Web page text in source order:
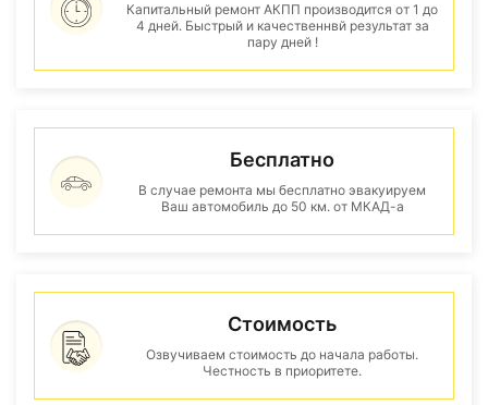
Капитальный ремонт АКПП производится от 1 до
4 дней. Быстрый и качественнвй результат за
пару дней !
Бесплатно
В случае ремонта мы бесплатно эвакуируем
Ваш автомобиль до 50 км. от МКАД-а
Стоимость
Озвучиваем стоимость до начала работы.
Честность в приоритете.